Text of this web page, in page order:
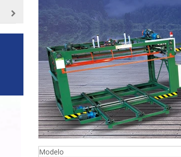
Modelo